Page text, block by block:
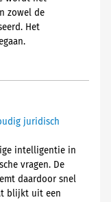
zowel de
Het
juridisch
intelligentie in
vragen. De
daardoor snel
blijkt uit een